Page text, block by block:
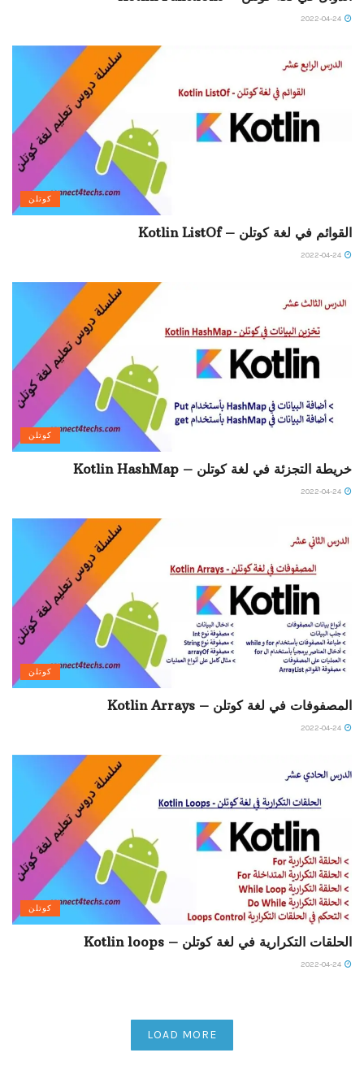
كوتلن
القوائم في لغة كوتلن – Kotlin ListOf
كوتلن
خريطة التجزئة في لغة كوتلن – Kotlin HashMap
كوتلن
المصفوفات في لغة كوتلن – Kotlin Arrays
كوتلن
الحلقات التكرارية في لغة كوتلن – Kotlin loops
LOAD MORE